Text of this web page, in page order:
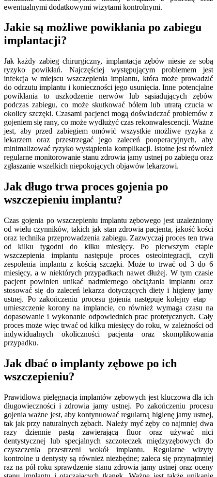
ewentualnymi dodatkowymi wizytami kontrolnymi.
Jakie są możliwe powikłania po zabiegu
implantacji?
Jak każdy zabieg chirurgiczny, implantacja zębów niesie ze sobą
ryzyko powikłań. Najczęściej występującym problemem jest
infekcja w miejscu wszczepienia implantu, która może prowadzić
do odrzutu implantu i konieczności jego usunięcia. Inne potencjalne
powikłania to uszkodzenie nerwów lub sąsiadujących zębów
podczas zabiegu, co może skutkować bólem lub utratą czucia w
okolicy szczęki. Czasami pacjenci mogą doświadczać problemów z
gojeniem się rany, co może wydłużyć czas rekonwalescencji. Ważne
jest, aby przed zabiegiem omówić wszystkie możliwe ryzyka z
lekarzem oraz przestrzegać jego zaleceń pooperacyjnych, aby
minimalizować ryzyko wystąpienia komplikacji. Istotne jest również
regularne monitorowanie stanu zdrowia jamy ustnej po zabiegu oraz
zgłaszanie wszelkich niepokojących objawów lekarzowi.
Jak długo trwa proces gojenia po
wszczepieniu implantu?
Czas gojenia po wszczepieniu implantu zębowego jest uzależniony
od wielu czynników, takich jak stan zdrowia pacjenta, jakość kości
oraz technika przeprowadzenia zabiegu. Zazwyczaj proces ten trwa
od kilku tygodni do kilku miesięcy. Po pierwszym etapie
wszczepienia implantu następuje proces osteointegracji, czyli
zespolenia implantu z kością szczęki. Może to trwać od 3 do 6
miesięcy, a w niektórych przypadkach nawet dłużej. W tym czasie
pacjent powinien unikać nadmiernego obciążania implantu oraz
stosować się do zaleceń lekarza dotyczących diety i higieny jamy
ustnej. Po zakończeniu procesu gojenia następuje kolejny etap –
umieszczenie korony na implancie, co również wymaga czasu na
dopasowanie i wykonanie odpowiednich prac protetycznych. Cały
proces może więc trwać od kilku miesięcy do roku, w zależności od
indywidualnych okoliczności pacjenta oraz skomplikowania
przypadku.
Jak dbać o implanty zębowe po ich
wszczepieniu?
Prawidłowa pielęgnacja implantów zębowych jest kluczowa dla ich
długowieczności i zdrowia jamy ustnej. Po zakończeniu procesu
gojenia ważne jest, aby kontynuować regularną higienę jamy ustnej,
tak jak przy naturalnych zębach. Należy myć zęby co najmniej dwa
razy dziennie pastą zawierającą fluor oraz używać nici
dentystycznej lub specjalnych szczoteczek międzyzębowych do
czyszczenia przestrzeni wokół implantu. Regularne wizyty
kontrolne u dentysty są również niezbędne; zaleca się przynajmniej
raz na pół roku sprawdzenie stanu zdrowia jamy ustnej oraz oceny